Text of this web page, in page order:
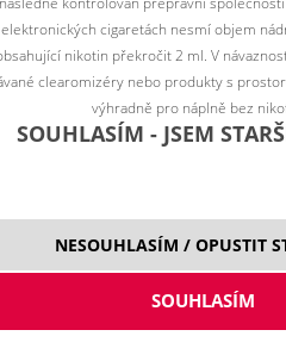
cigaretách nesmí objem
nikotin překročit 2 ml. V
clearomizéry nebo produkty s
výhradně pro náplně bez
SOUHLASÍM - JSEM
NESOUHLASÍM / OPUSTIT